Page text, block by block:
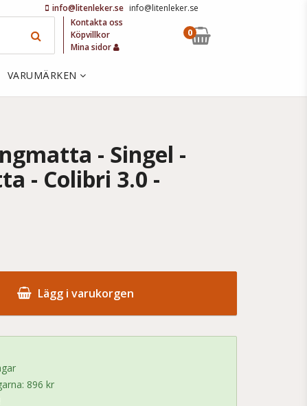
- Singel -
- Colibri 3.0 -
Lägg i varukorgen
896 kr
info@litenleker.se info@litenleker.se
Kontakta oss
Köpvillkor
Mina sidor
0
VARUMÄRKEN